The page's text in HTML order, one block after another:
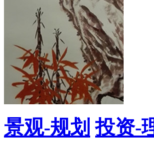
“中国国匠榜”...(图)
见证：上海黄浦...(图)
景观-规划 投资-